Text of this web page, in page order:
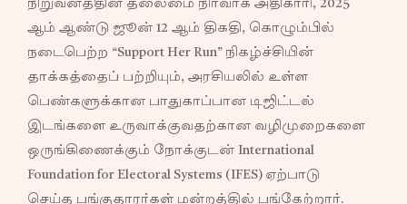
நிறுவனத்தின் தலைமை நிர்வாக அதிகாரி, 2025
ஆம் ஆண்டு ஜூன் 12 ஆம் திகதி, கொழும்பில்
நடைபெற்ற “Support Her Run” நிகழ்ச்சியின்
தாக்கத்தைப் பற்றியும், அரசியலில் உள்ள
பெண்களுக்கான பாதுகாப்பான டிஜிட்டல்
இடங்களை உருவாக்குவதற்கான வழிமுறைகளை
ஒருங்கிணைக்கும் நோக்குடன் International
Foundation for Electoral Systems (IFES) ஏற்பாடு
செய்த பங்குதாரர்கள் மன்றத்தில் பங்கேற்றார்.